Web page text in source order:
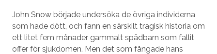
John Snow började undersöka de övriga individerna
som hade dött, och fann en särskilt tragisk historia om
ett litet fem månader gammalt spädbarn som fallit
offer för sjukdomen. Men det som fångade hans